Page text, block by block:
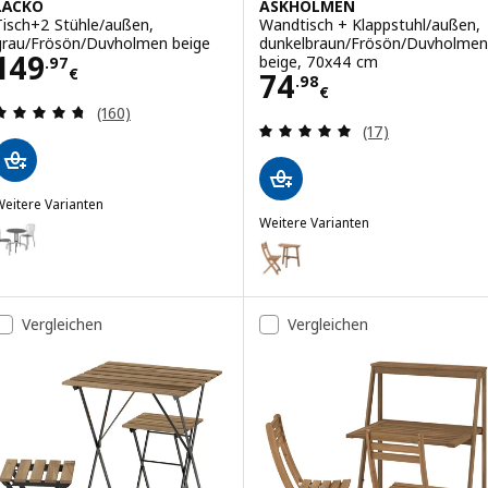
Stühle/außen,
Frösön/Duvholmen beige
.97
€
149.97€
Bewertungen: 4.7 von 5 Sternen. Bewertungen
(160)
Varianten
LÄCKÖ, Tisch+2 Stühle/außen, grau
LÄCKÖ, Tisch+2 Stühle/außen, grau/Kuddarna helles
LÄCKÖ, Tisch+2 Stühle/außen, grau/Klösan dunkelblau, 70
ASKHOLMEN
Wandtisch + Klappstuhl/außen,
dunkelbraun/Frösön/Duvholmen
beige, 70x44 cm
74.98
€
Preis 74.98€
Bewertungen:
(17)
Weitere Varianten
ASKHOLMEN
Option: ASKHOLMEN,
Option: ASKHOLMEN,
Vergleichen
Vergleichen